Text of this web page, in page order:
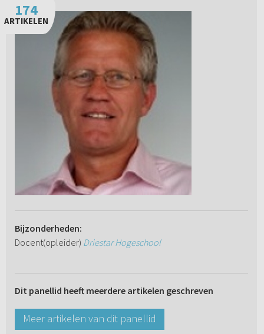
174
ARTIKELEN
Bijzonderheden:
Docent(opleider) Driestar Hogeschool
Dit panellid heeft meerdere artikelen geschreven
Meer artikelen van dit panellid